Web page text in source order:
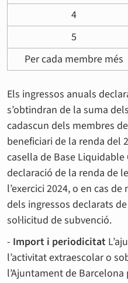
4
5
Per cada membre més
Els ingressos anuals
s’obtindran de la suma
cadascun dels membres
beneficiari de la renda del
casella de Base Liquidable
declaració de la renda de
l’exercici 2024, o en cas
dels ingressos declarats
sol·licitud de subvenció.
- Import i periodicitat
l’activitat extraescolar o
l’Ajuntament de